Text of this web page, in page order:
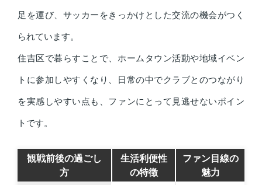
足を運び、サッカーをきっかけとした交流の機会がつく
られています。
住吉区で暮らすことで、ホームタウン活動や地域イベン
トに参加しやすくなり、日常の中でクラブとのつながり
を実感しやすい点も、ファンにとって見逃せないポイン
トです。
観戦前後の過ごし
方
生活利便性
の特徴
ファン目線の
魅力